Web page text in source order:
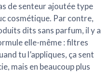
de senteur ajoutée type
cosmétique. Par contre,
dits sans parfum, il y a
elle-même : filtres
tu l’appliques, ça sent
mais en beaucoup plus